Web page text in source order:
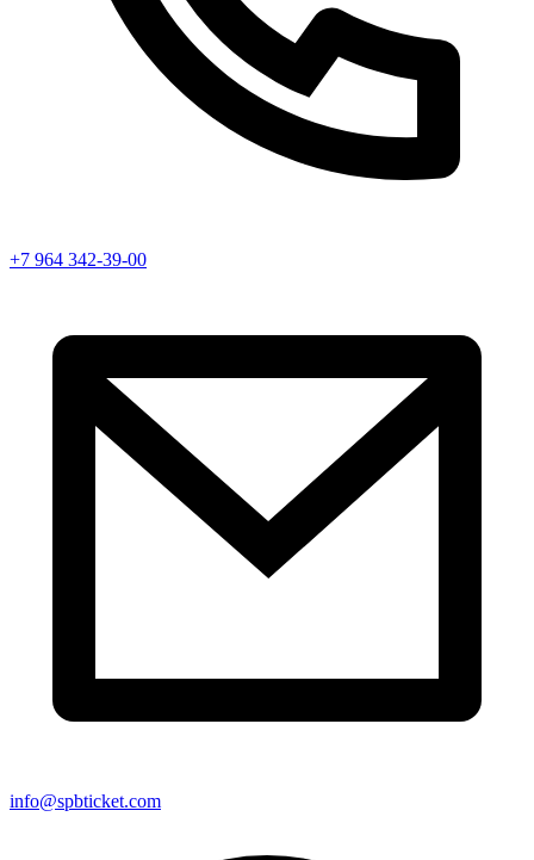
+7 964 342-39-00
info@spbticket.com